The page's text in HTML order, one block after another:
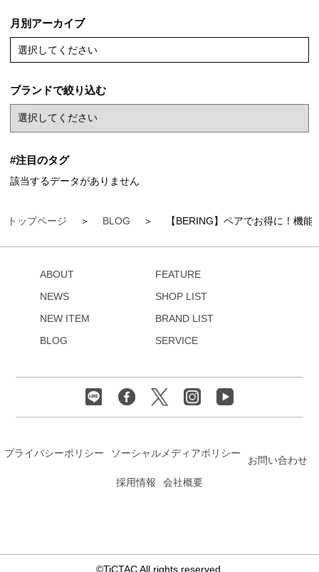
トップページ BLOG 【BERING】ペアでお得に！機
月別アーカイブ
選択してください
ブランドで絞り込む
#注目のタグ
該当するデータがありません
ABOUT
NEWS
NEW ITEM
BLOG
FEATURE
SHOP LIST
BRAND LIST
SERVICE
プライバシーポリシー ソーシャルメディアポリシー
お問い合わせ
採用情報
会社概要
©TiCTAC All rights reserved.